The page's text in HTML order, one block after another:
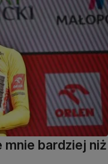
mnie bardziej niż